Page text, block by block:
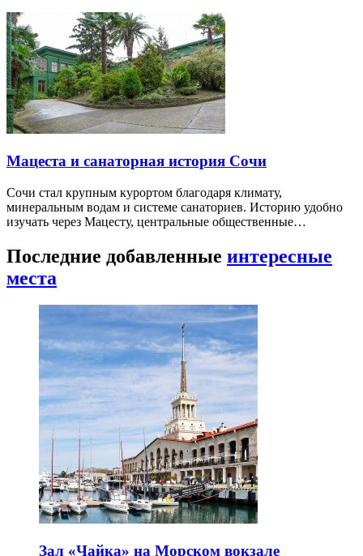
Мацеста и санаторная история Сочи
Сочи стал крупным курортом благодаря климату,
минеральным водам и системе санаториев. Историю удобно
изучать через Мацесту, центральные общественные…
Последние добавленные интересные
места
Зал «Чайка» на Морском вокзале